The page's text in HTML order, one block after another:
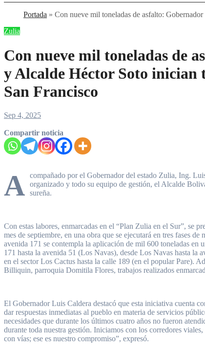
Portada » Con nueve mil toneladas de asfalto:
Zulia
Con nueve mil toneladas de
y Alcalde Héctor Soto inician
San Francisco
Sep 4, 2025
Compartir noticia
A compañado por el Gobernador del estado Zulia, Ing.
organizado y todo su equipo de gestión, el Alcalde
sureña.
Con estas labores, enmarcadas en el “Plan Zulia en el Sur”, se
mes de septiembre, en una obra que se ejecutará en tres fases
avenida 171 se contempla la aplicación de mil 600 toneladas en
171 hasta la avenida 51 (Los Navas), desde Los Navas hasta la
en el sector Los Cactus hasta la calle 189 (en el popular Pare).
Billiquin, parroquia Domitila Flores, trabajos realizados
El Gobernador Luis Caldera destacó que esta iniciativa cuenta
dar respuestas inmediatas al pueblo en materia de servicios
necesidades que durante los últimos cuatro años no fueron
durante toda nuestra gestión. Iniciamos con los corredores
con vías; ese es nuestro compromiso”, expresó.